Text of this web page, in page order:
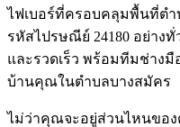
ไฟเบอร์ที่ครอบคลุมพื้นที่ตำ
รหัสไปรษณีย์ 24180 อย่างทั่
และรวดเร็ว พร้อมทีมช่าง
บ้านคุณในตำบลบางสมัคร
ไม่ว่าคุณจะอยู่ส่วนไหนของ